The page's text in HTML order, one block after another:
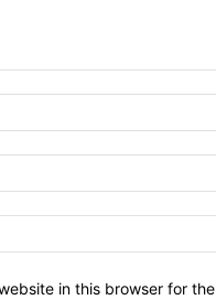
in this browser for